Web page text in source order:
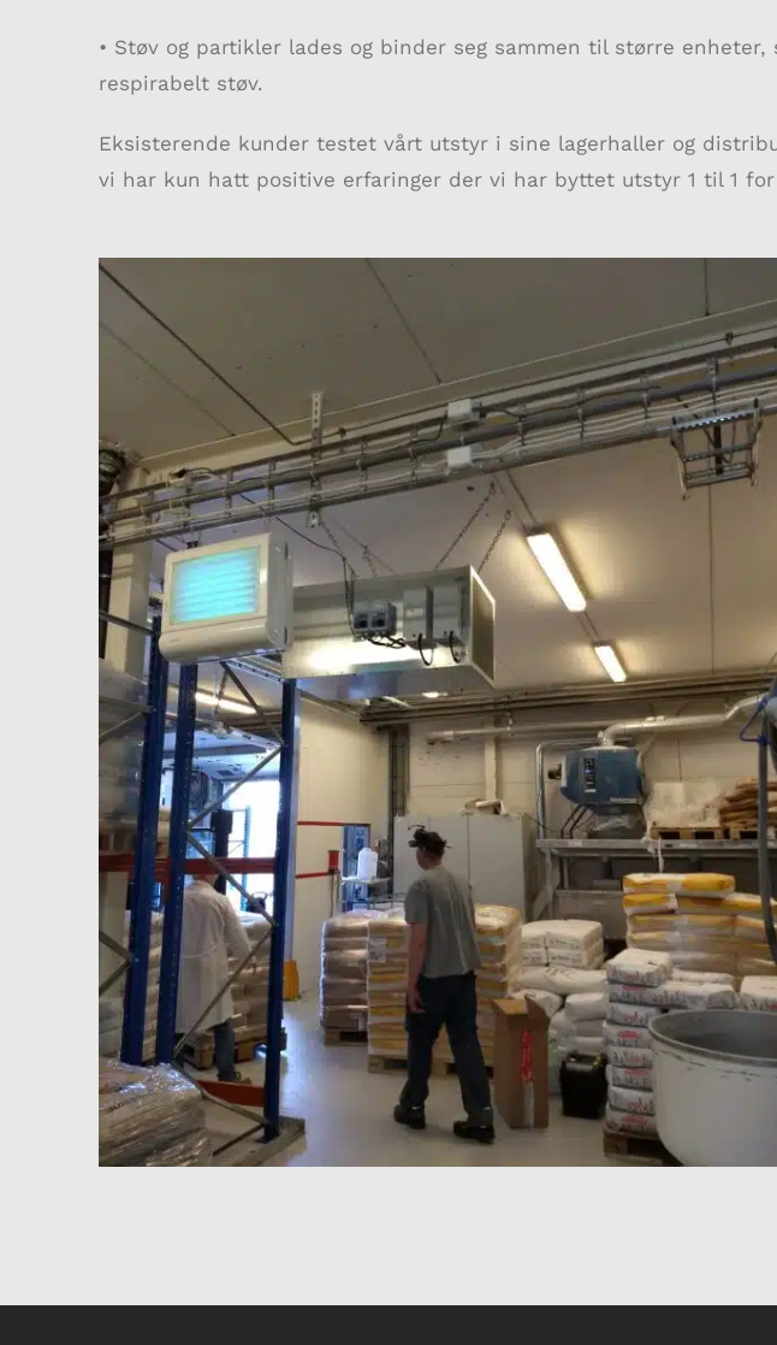
• Støv og partikler lades og binder seg sammen til større
respirabelt støv.
Eksisterende kunder testet vårt utstyr i sine lagerhaller og
vi har kun hatt positive erfaringer der vi har byttet utstyr 1 til 1